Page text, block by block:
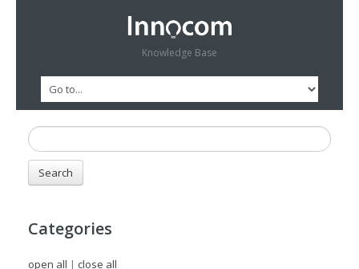
Knowledge Base
Categories
open all | close all